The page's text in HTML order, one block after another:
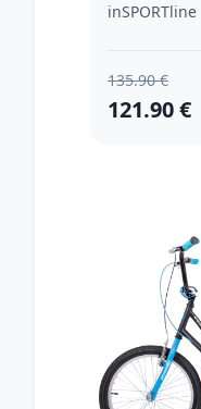
inSPORTline
135.90 €
121.90 €